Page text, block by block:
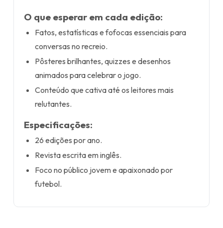
O que esperar em cada edição:
Fatos, estatísticas e fofocas essenciais para
conversas no recreio.
Pôsteres brilhantes, quizzes e desenhos
animados para celebrar o jogo.
Conteúdo que cativa até os leitores mais
relutantes.
Especificações:
26 edições por ano.
Revista escrita em inglês.
Foco no público jovem e apaixonado por
futebol.